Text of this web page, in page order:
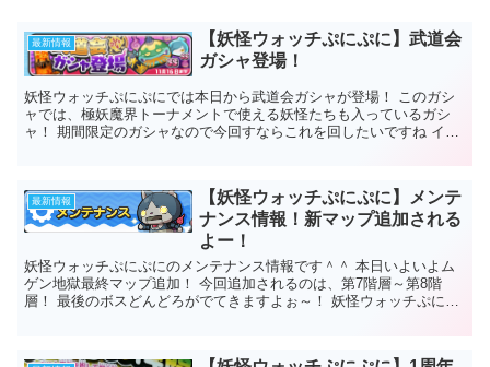
最新情報
【妖怪ウォッチぷにぷに】武道会
ガシャ登場！
妖怪ウォッチぷにぷにでは本日から武道会ガシャが登場！ このガシ
ャでは、極妖魔界トーナメントで使える妖怪たちも入っているガシ
ャ！ 期間限定のガシャなので今回すならこれを回したいですね イベ
最新情報
【妖怪ウォッチぷにぷに】メンテ
ナンス情報！新マップ追加される
よー！
妖怪ウォッチぷにぷにのメンテナンス情報です＾＾ 本日いよいよム
ゲン地獄最終マップ追加！ 今回追加されるのは、第7階層～第8階
層！ 最後のボスどんどろがでてきますよぉ～！ 妖怪ウォッチぷにぷ